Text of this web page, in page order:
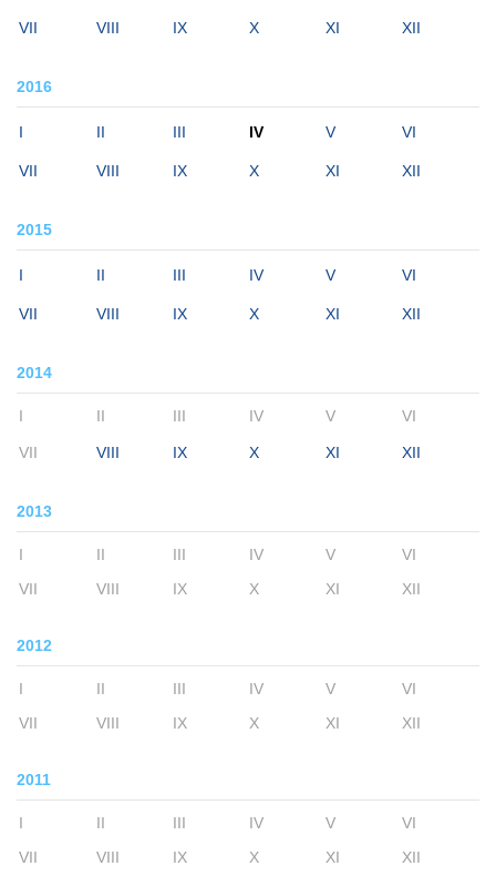
VII VIII IX X XI XII
2016
I II III IV V VI
VII VIII IX X XI XII
2015
I II III IV V VI
VII VIII IX X XI XII
2014
I II III IV V VI
VII VIII IX X XI XII
2013
I II III IV V
VI
VII
VIII IX X XI XII
2012
I II III IV V
VI
VII
VIII IX X XI XII
2011
I II III IV V
VI
VII
VIII IX X XI XII